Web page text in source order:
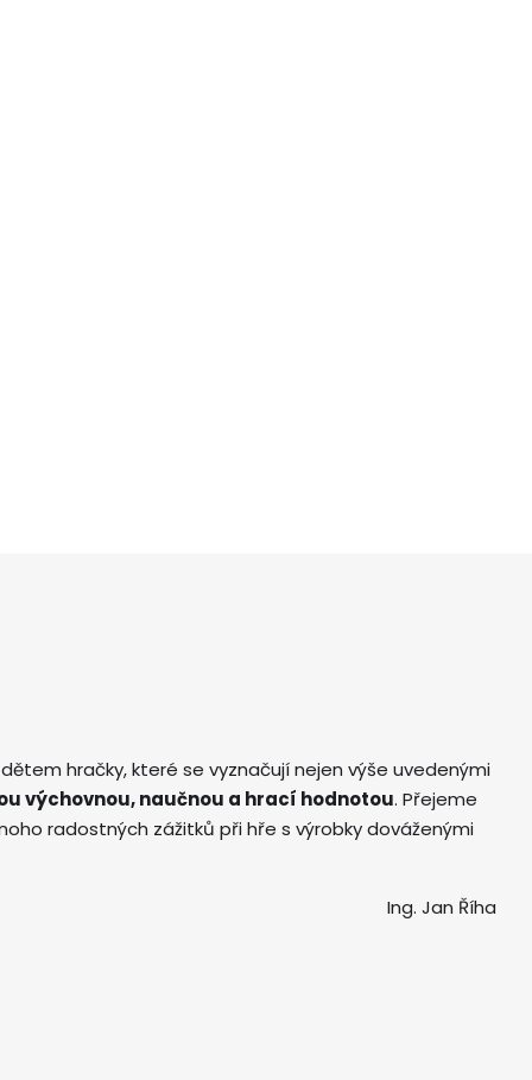
hračky, které se vyznačují nejen výše uvedenými
výchovnou, naučnou a hrací hodnotou. Přejeme
radostných zážitků při hře s výrobky dováženými
Ing. Jan Říha